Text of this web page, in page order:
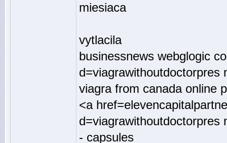
miesiaca
vytlacila
businessnews webglogic
d=viagrawithoutdoctorpres
viagra from canada online
<a
d=viagrawithoutdoctorpres
- capsules